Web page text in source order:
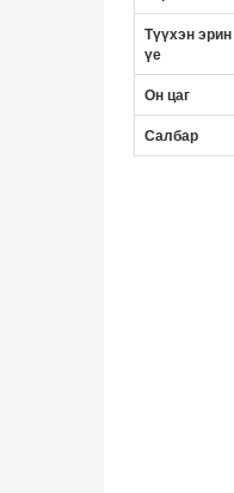
Түүхэн эрин
үе
Он цаг
Салбар